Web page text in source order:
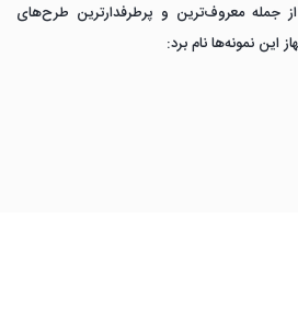
جمله معروف‌ترین و پرطرفدارترین طرح‌های
این نمونه‌ها نام برد: